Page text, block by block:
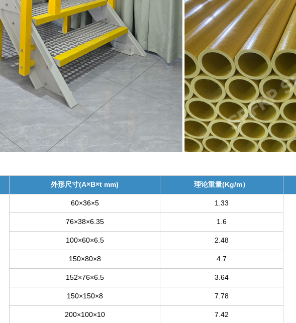
外形尺寸(A×B×t mm) 理论重量(Kg/m）
60×36×5 1.33
76×38×6.35 1.6
100×60×6.5 2.48
150×80×8 4.7
152×76×6.5 3.64
150×150×8 7.78
200×100×10 7.42